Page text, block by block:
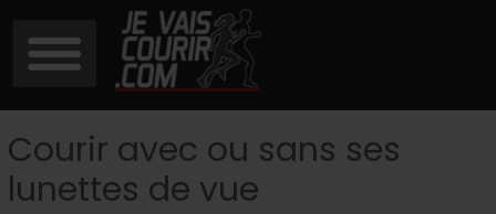
Courir avec ou sans ses
lunettes de vue